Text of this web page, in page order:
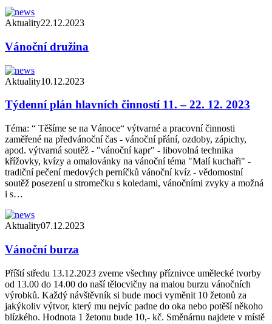
Aktuality22.12.2023
Vánoční družina
Aktuality10.12.2023
Týdenní plán hlavních činností 11. – 22. 12. 2023
Téma: “ Těšíme se na Vánoce“ výtvarné a pracovní činnosti
zaměřené na předvánoční čas - vánoční přání, ozdoby, zápichy,
apod. výtvarná soutěž - "vánoční kapr" - libovolná technika
křížovky, kvízy a omalovánky na vánoční téma "Malí kuchaři" -
tradiční pečení medových perníčků vánoční kvíz - vědomostní
soutěž posezení u stromečku s koledami, vánočními zvyky a možná
i s…
Aktuality07.12.2023
Vánoční burza
Příští středu 13.12.2023 zveme všechny příznivce umělecké tvorby
od 13.00 do 14.00 do naší tělocvičny na malou burzu vánočních
výrobků. Každý návštěvník si bude moci vyměnit 10 žetonů za
jakýkoliv výtvor, který mu nejvíc padne do oka nebo potěší někoho
blízkého. Hodnota 1 žetonu bude 10,- kč. Směnárnu najdete v místě